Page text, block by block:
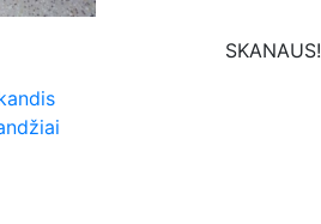
SKANAUS!